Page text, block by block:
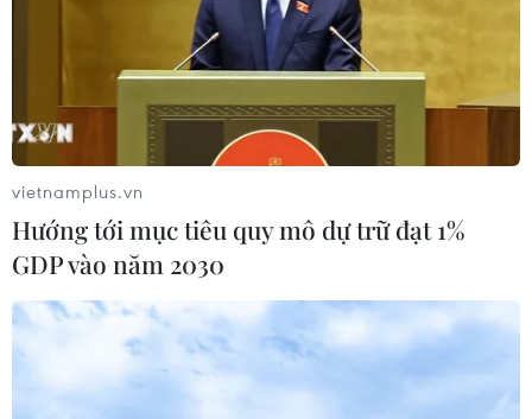
Bàn giao một cá thể Diều hoa Miến
Điện cho Vườn quốc gia Phong Nha-
Kẻ Bàng
chuyển nhanh hơn
05/08/2026 11:31
vietnamplus.vn
Hướng tới mục tiêu quy mô dự trữ đạt 1%
GDP vào năm 2030